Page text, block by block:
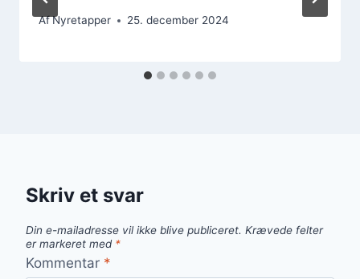
AfNyretapper 25. december 2024
Skriv et svar
Din e-mailadresse vil ikke blive publiceret. Krævede felter
er markeret med *
Kommentar *